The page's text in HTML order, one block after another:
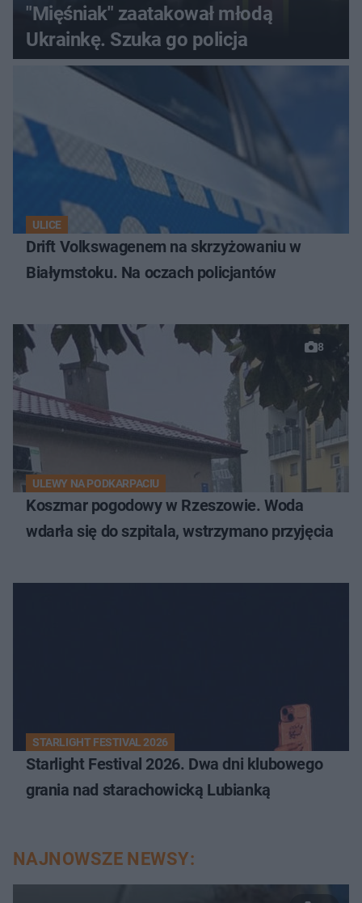
"Mięśniak" zaatakował młodą
Ukrainkę. Szuka go policja
ULICE
Drift Volkswagenem na skrzyżowaniu w
Białymstoku. Na oczach policjantów
8
ULEWY NA PODKARPACIU
Koszmar pogodowy w Rzeszowie. Woda
wdarła się do szpitala, wstrzymano przyjęcia
STARLIGHT FESTIVAL 2026
Starlight Festival 2026. Dwa dni klubowego
grania nad starachowicką Lubianką
NAJNOWSZE NEWSY: